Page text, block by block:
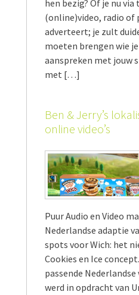
hen bezig? Of je nu via
(online)video, radio of
adverteert; je zult
moeten brengen wie
aanspreken met jouw
met […]
Ben & Jerry’s
online video’s
Puur Audio en Video
Nederlandse adaptie
spots voor Wich: het
Cookies en Ice
passende
werd in opdracht van